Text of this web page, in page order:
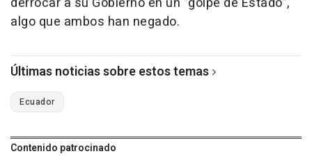
algo que ambos han negado.
Últimas noticias sobre estos temas
Ecuador
Contenido patrocinado